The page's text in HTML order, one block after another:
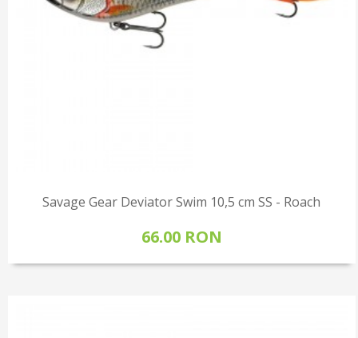
Savage Gear Deviator Swim 10,5 cm SS - Roach
66.00 RON